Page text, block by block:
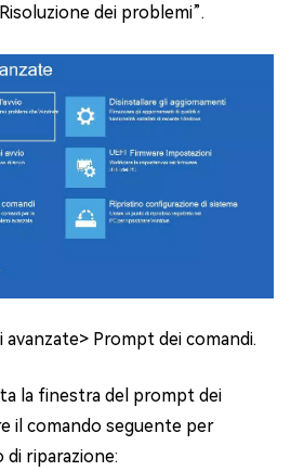
dei problemi”.
avanzate> Prompt dei comandi.
la finestra del prompt dei
il comando seguente per
di riparazione: